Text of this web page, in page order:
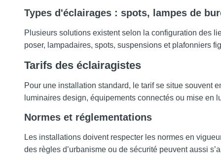
Types d'éclairages : spots, lampes de
Plusieurs solutions existent selon la configuration des
poser, lampadaires, spots, suspensions et plafonniers
Tarifs des éclairagistes
Pour une installation standard, le tarif se situe souvent
luminaires design, équipements connectés ou mise en
Normes et réglementations
Les installations doivent respecter les normes en
des règles d’urbanisme ou de sécurité peuvent aussi